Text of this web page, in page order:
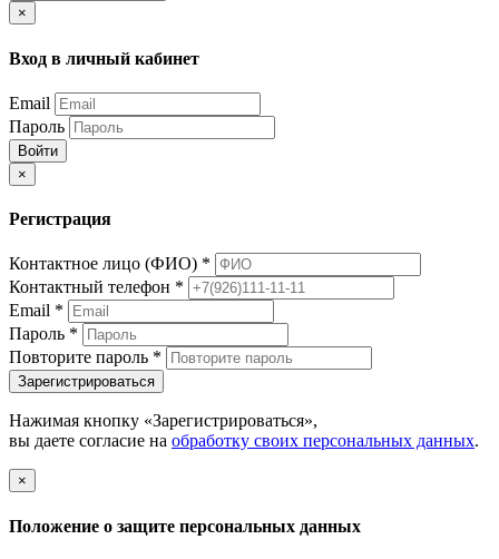
×
Вход в личный кабинет
Email
Пароль
Войти
×
Регистрация
Контактное лицо (ФИО) *
Контактный телефон *
Email *
Пароль *
Повторите пароль *
Зарегистрироваться
Нажимая кнопку «Зарегистрироваться»,
вы даете согласие на обработку своих персональных данных.
×
Положение о защите персональных данных